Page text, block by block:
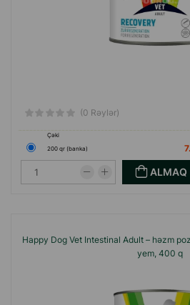
(0 Rəylər)
Çəki
200 qr (banka)
ALMAQ
Happy Dog Vet Intestinal Adult – həzm
yem, 400 q